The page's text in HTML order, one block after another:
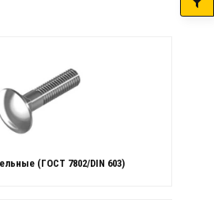
(ГОСТ 7802/DIN 603)